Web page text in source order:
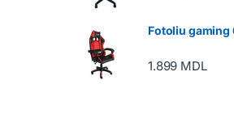
Fotoliu gaming
1.899 MDL